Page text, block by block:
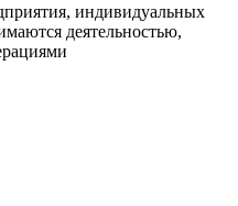
индивидуальных
деятельностью,